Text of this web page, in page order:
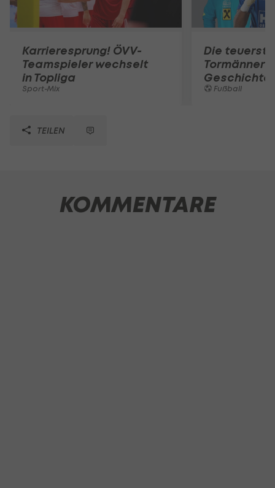
Karrieresprung! ÖVV-
Teamspieler wechselt
in Topliga
Sport-Mix
Die
Tormänner
Geschichte
Fußball
TEILEN
KOMMENTARE